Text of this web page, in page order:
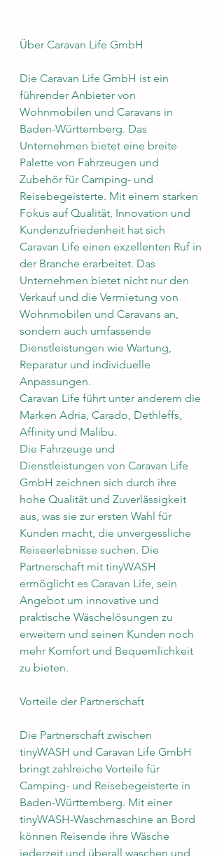
Über Caravan Life GmbH
Die Caravan Life GmbH ist ein
führender Anbieter von
Wohnmobilen und Caravans in
Baden-Württemberg. Das
Unternehmen bietet eine breite
Palette von Fahrzeugen und
Zubehör für Camping- und
Reisebegeisterte. Mit einem starken
Fokus auf Qualität, Innovation und
Kundenzufriedenheit hat sich
Caravan Life einen exzellenten Ruf in
der Branche erarbeitet. Das
Unternehmen bietet nicht nur den
Verkauf und die Vermietung von
Wohnmobilen und Caravans an,
sondern auch umfassende
Dienstleistungen wie Wartung,
Reparatur und individuelle
Anpassungen.
Caravan Life führt unter anderem die
Marken Adria, Carado, Dethleffs,
Affinity und Malibu.
Die Fahrzeuge und
Dienstleistungen von Caravan Life
GmbH zeichnen sich durch ihre
hohe Qualität und Zuverlässigkeit
aus, was sie zur ersten Wahl für
Kunden macht, die unvergessliche
Reiseerlebnisse suchen. Die
Partnerschaft mit tinyWASH
ermöglicht es Caravan Life, sein
Angebot um innovative und
praktische Wäschelösungen zu
erweitern und seinen Kunden noch
mehr Komfort und Bequemlichkeit
zu bieten.
Vorteile der Partnerschaft
Die Partnerschaft zwischen
tinyWASH und Caravan Life GmbH
bringt zahlreiche Vorteile für
Camping- und Reisebegeisterte in
Baden-Württemberg. Mit einer
tinyWASH-Waschmaschine an Bord
können Reisende ihre Wäsche
jederzeit und überall waschen und